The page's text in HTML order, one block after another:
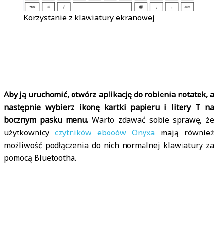
Korzystanie z klawiatury ekranowej
Aby ją uruchomić, otwórz aplikację do robienia notatek, a
następnie wybierz ikonę kartki papieru i litery T na
bocznym pasku menu. Warto zdawać sobie sprawę, że
użytkownicy czytników ebooów Onyxa mają również
możliwość podłączenia do nich normalnej klawiatury za
pomocą Bluetootha.